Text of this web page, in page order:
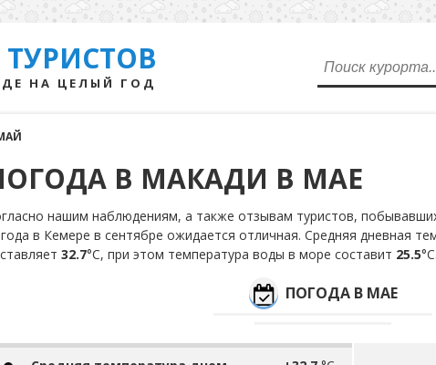
НА ЦЕЛЫЙ ГОД
В МАКАДИ В МАЕ
нашим наблюдениям, а также отзывам туристов,
в Кемере в сентябре ожидается отличная. Средняя дневная
32.7°С, при этом температура воды в море составит 25.5°С.
ПОГОДА В МАЕ